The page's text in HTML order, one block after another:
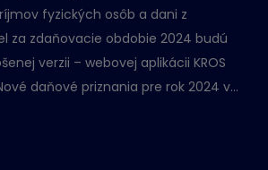
fyzických osôb a dani z
za zdaňovacie obdobie 2024 budú
verzii – webovej aplikácii KROS
daňové priznania pre rok 2024 v...